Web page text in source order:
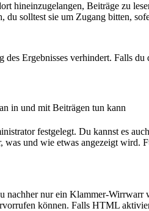
hineinzugelangen, Beiträge zu
solltest sie um Zugang bitten,
Ergebnisses verhindert. Falls
in und mit Beiträgen tun kann
festgelegt. Du kannst es
und wie etwas angezeigt
nachher nur ein Klammer-Wirrwarr
können. Falls HTML